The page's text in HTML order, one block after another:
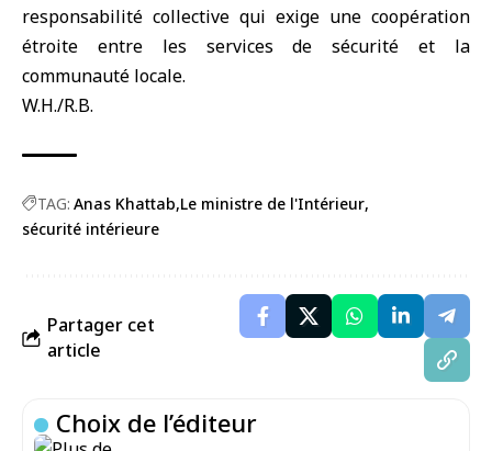
responsabilité collective qui exige une coopération
étroite entre les services de sécurité et la
communauté locale.
W.H./R.B.
TAG: Anas Khattab Le ministre de l'Intérieur
sécurité intérieure
Partager cet
article
Choix de l’éditeur